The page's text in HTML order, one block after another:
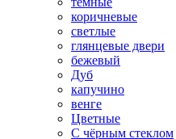
коричневые
светлые
глянцевые двери
бежевый
Дуб
капучино
венге
Цветные
С чёрным стеклом